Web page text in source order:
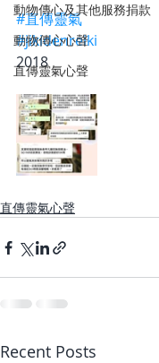
動物傳心及其他服務捐款
動物傳心心聲
直傳靈氣心聲
#直傳靈氣
#jikidenreiki
2018
直傳靈氣心聲
Recent Posts